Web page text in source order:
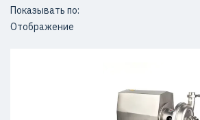
Показывать по:
Отображение